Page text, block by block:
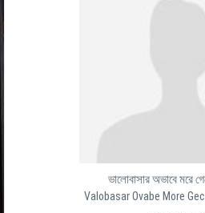
ভালোবাসার অভাবে মরে
Valobasar Ovabe More